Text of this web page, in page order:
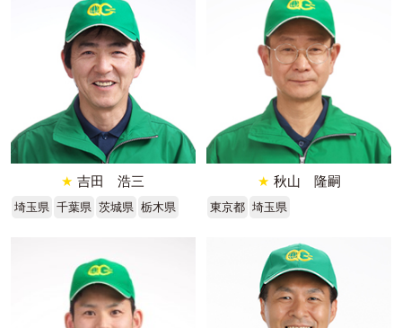
★ 吉田 浩三
埼玉県 千葉県 茨城県 栃木県
★ 秋山 隆嗣
東京都 埼玉県